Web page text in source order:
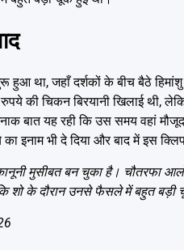
हुआ था, जहाँ दर्शकों के बीच बैठे
की चिकन बिरयानी खिलाई थी,
बात यह रही कि उस समय वहां
इनाम भी दे दिया और बाद में इस
मुसीबत बन चुका है। चौतरफा
शो के दौरान उनसे फैसले में बहुत बड़ी